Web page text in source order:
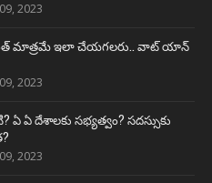
2023
మాత్రమే ఇలా చేయగలరు.. వాట్ యాన్
2023
ఏ ఏ దేశాలకు సభ్యత్వం? సదస్సుకు
2023